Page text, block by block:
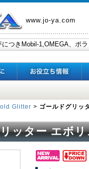
www.jo-ya.com
Glitter > ゴールドグリッ
ッター エボ